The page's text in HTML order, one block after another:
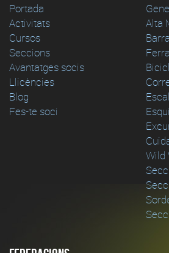
Portada
Activitats
Cursos
Seccions
Avantatges socis
Llicències
Blog
Fes-te soci
Alta
Wild